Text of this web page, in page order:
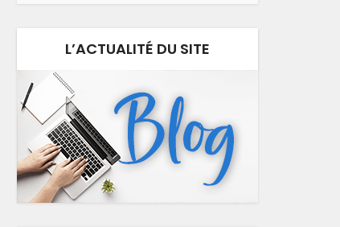
L’ACTUALITÉ DU SITE